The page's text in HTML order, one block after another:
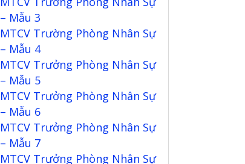
– Mẫu 3
MTCV Trường Phòng Nhân Sự
– Mẫu 4
MTCV Trưởng Phòng Nhân Sự
– Mẫu 5
MTCV Trưởng Phòng Nhân Sự
– Mẫu 6
MTCV Trưởng Phòng Nhân Sự
– Mẫu 7
MTCV Trưởng Phòng Nhân Sự